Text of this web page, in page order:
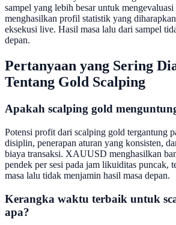
sampel yang lebih besar untuk
menghasilkan profil statistik yang
eksekusi live. Hasil masa lalu dari sampel
depan.
Pertanyaan yang Sering
Tentang Gold Scalping
Apakah scalping gold
Potensi profit dari scalping gold tergantung
disiplin, penerapan aturan yang konsisten,
biaya transaksi. XAUUSD menghasilkan
pendek per sesi pada jam likuiditas puncak,
masa lalu tidak menjamin hasil masa depan.
Kerangka waktu terbaik untuk
apa?